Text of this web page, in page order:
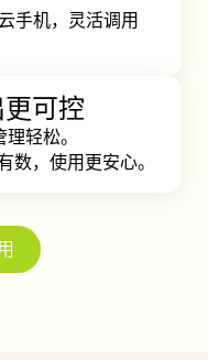
手机，灵活调用
可控
轻松。
数，使用更安心。